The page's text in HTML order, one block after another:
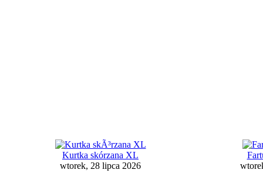
Kurtka skórzana XL
wtorek, 28 lipca 2026